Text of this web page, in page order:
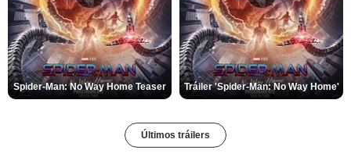
Spider-Man: No Way Home Teaser Tráiler 'Spider-Man: No Way Home'
Últimos tráilers